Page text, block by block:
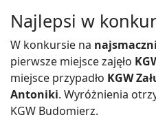
Najlepsi w
W konkursie na
pierwsze miejsce zajęło
miejsce przypadło KGW
Antoniki. Wyróżnienia
KGW Budomierz.